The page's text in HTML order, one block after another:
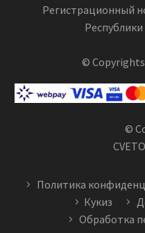
Регистрационный
Республики
© Copyrights
©
Политика
Кукиз
Обработка